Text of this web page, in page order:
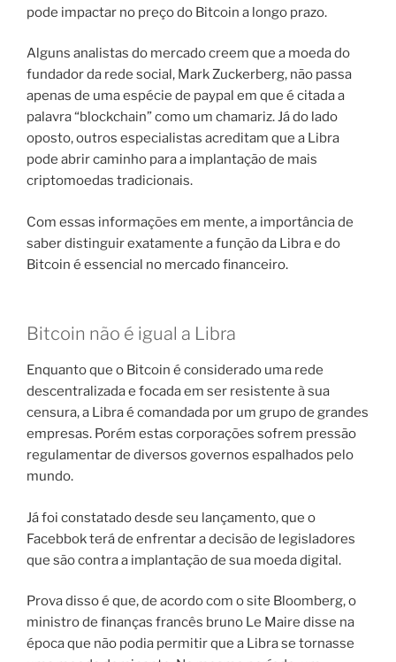
pode impactar no preço do Bitcoin a longo prazo.
Alguns analistas do mercado creem que a moeda do
fundador da rede social, Mark Zuckerberg, não passa
apenas de uma espécie de paypal em que é citada a
palavra “blockchain” como um chamariz. Já do lado
oposto, outros especialistas acreditam que a Libra
pode abrir caminho para a implantação de mais
criptomoedas tradicionais.
Com essas informações em mente, a importância de
saber distinguir exatamente a função da Libra e do
Bitcoin é essencial no mercado financeiro.
Bitcoin não é igual a Libra
Enquanto que o Bitcoin é considerado uma rede
descentralizada e focada em ser resistente à sua
censura, a Libra é comandada por um grupo de grandes
empresas. Porém estas corporações sofrem pressão
regulamentar de diversos governos espalhados pelo
mundo.
Já foi constatado desde seu lançamento, que o
Facebbok terá de enfrentar a decisão de legisladores
que são contra a implantação de sua moeda digital.
Prova disso é que, de acordo com o site Bloomberg, o
ministro de finanças francês bruno Le Maire disse na
época que não podia permitir que a Libra se tornasse